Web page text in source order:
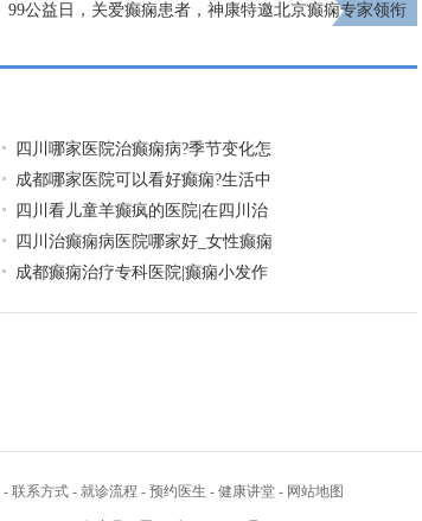
99公益日，关爱癫痫患者，神康特邀北京癫痫专家领衔
四川哪家医院治癫痫病?季节变化怎
成都哪家医院可以看好癫痫?生活中
四川看儿童羊癫疯的医院|在四川治
四川治癫痫病医院哪家好_女性癫痫
成都癫痫治疗专科医院|癫痫小发作
- 联系方式 - 就诊流程 - 预约医生 - 健康讲堂 - 网站地图